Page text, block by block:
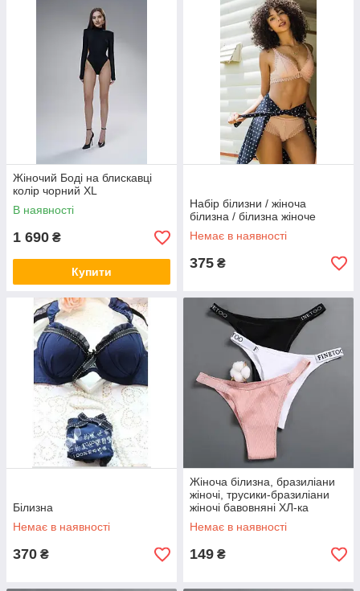
Жіночий Боді на блискавці
колір чорний XL
В наявності
1 690 ₴
Купити
Набір білизни / жіноча
білизна / білизна жіноче
Немає в наявності
375 ₴
Білизна
Немає в наявності
370 ₴
Жіноча білизна, бразиліани
жіночі, трусики-бразиліани
жіночі бавовняні ХЛ-ка
Немає в наявності
149 ₴